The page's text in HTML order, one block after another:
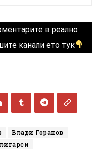
в реално
канали ето тук
Влади Горанов